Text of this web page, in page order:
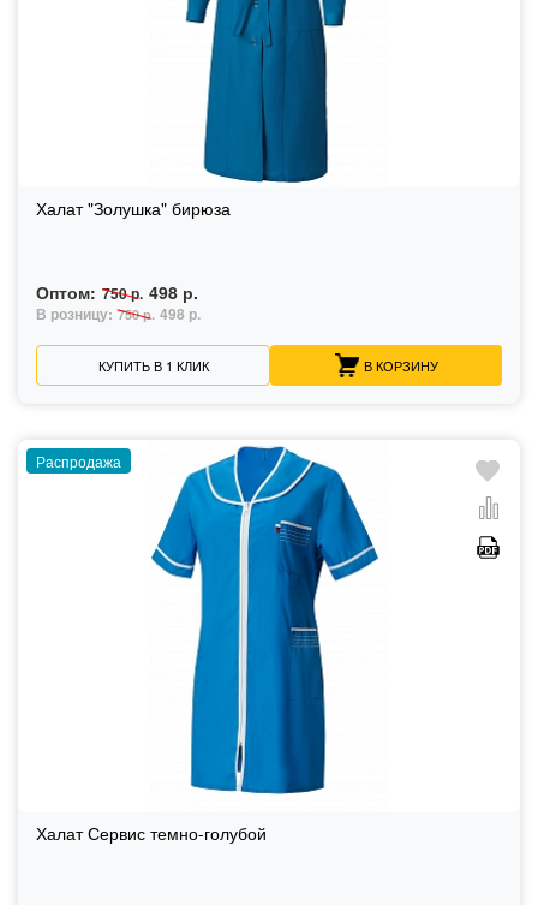
Халат "Золушка" бирюза
Оптом: 750 р. 498 р.
В розницу: 750 р. 498 р.
КУПИТЬ В 1 КЛИК В КОРЗИНУ
Распродажа
Халат Сервис темно-голубой